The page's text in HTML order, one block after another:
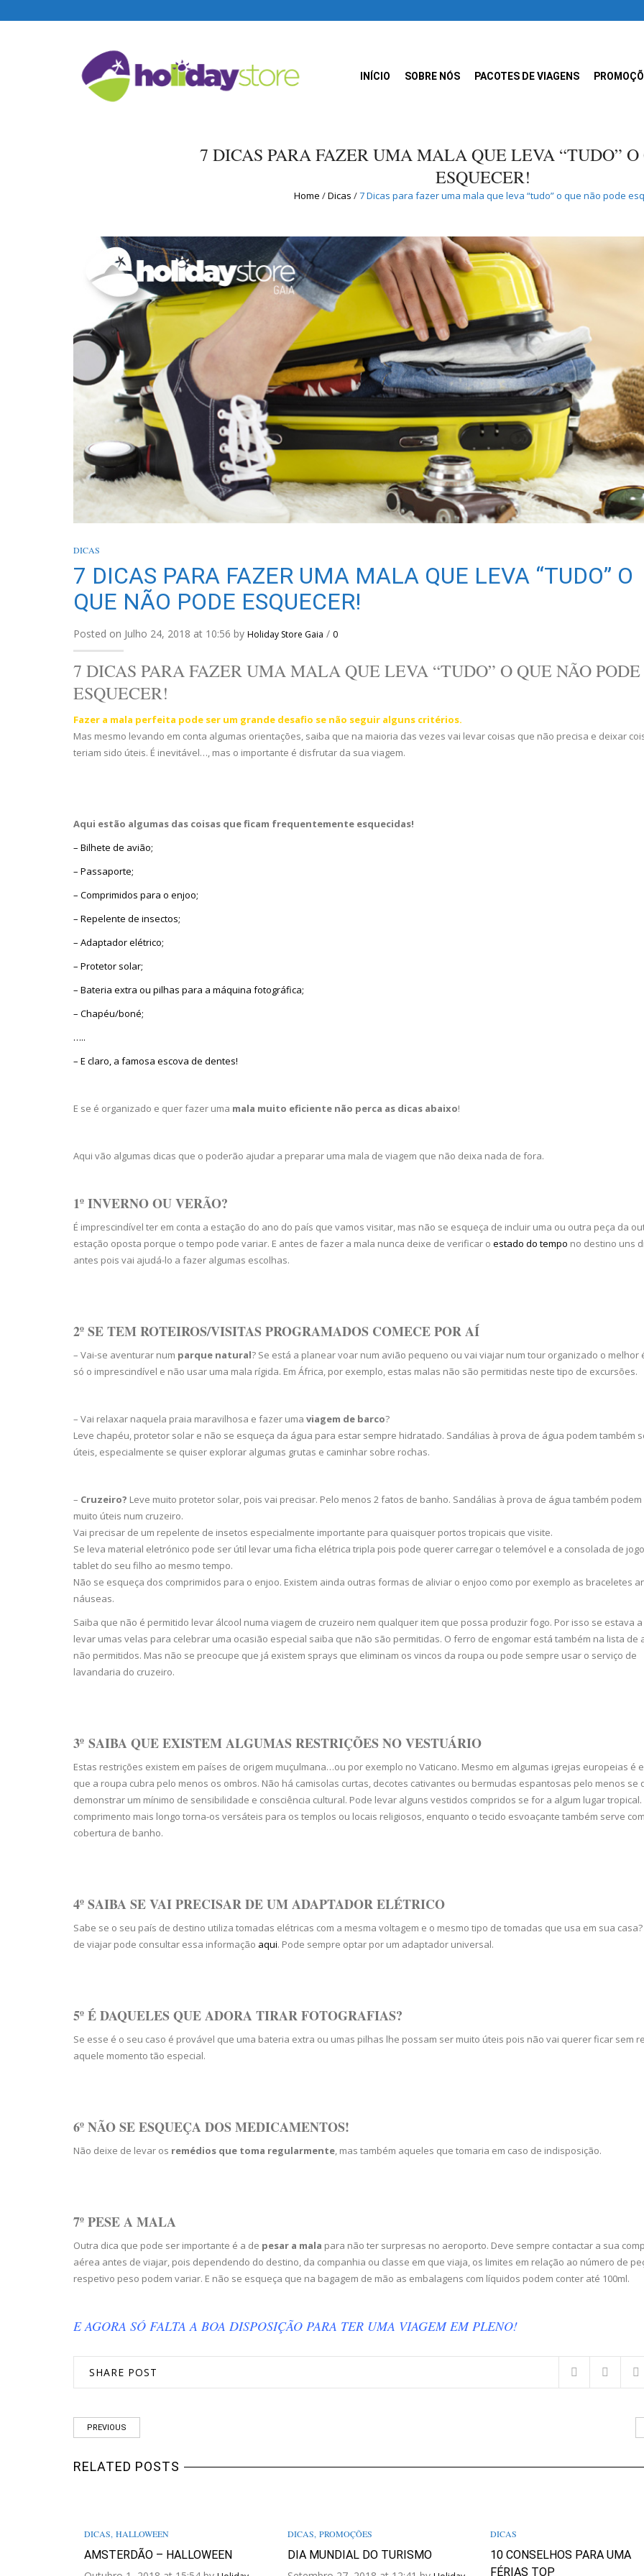
INÍCIO SOBRE NÓS PACOTES DE VIAGENS
7 DICAS PARA FAZER UMA MALA QUE LEVA “TUDO” O
ESQUECER!
Home /Dicas /7 Dicas para fazer uma mala que leva “tudo” o que não pode
DICAS
7 DICAS PARA FAZER UMA MALA QUE LEVA “TUDO” O
QUE NÃO PODE ESQUECER!
Posted on Julho 24, 2018 at 10:56 by Holiday Store Gaia / 0
7 DICAS PARA FAZER UMA MALA QUE LEVA “TUDO” O QUE NÃO PODE
ESQUECER!
Fazer a mala perfeita pode ser um grande desafio se não seguir alguns critérios.
Mas mesmo levando em conta algumas orientações, saiba que na maioria das vezes vai levar coisas que não precisa e deixar
teriam sido úteis. É inevitável…, mas o importante é disfrutar da sua viagem.
Aqui estão algumas das coisas que ficam frequentemente esquecidas!
– Bilhete de avião;
– Passaporte;
– Comprimidos para o enjoo;
– Repelente de insectos;
– Adaptador elétrico;
– Protetor solar;
– Bateria extra ou pilhas para a máquina fotográfica;
– Chapéu/boné;
…..
– E claro, a famosa escova de dentes!
E se é organizado e quer fazer uma mala muito eficiente não perca as dicas abaixo!
Aqui vão algumas dicas que o poderão ajudar a preparar uma mala de viagem que não deixa nada de fora.
1º INVERNO OU VERÃO?
É imprescindível ter em conta a estação do ano do país que vamos visitar, mas não se esqueça de incluir uma ou outra peça da
estação oposta porque o tempo pode variar. E antes de fazer a mala nunca deixe de verificar o estado do tempo no destino uns
antes pois vai ajudá-lo a fazer algumas escolhas.
2º SE TEM ROTEIROS/VISITAS PROGRAMADOS COMECE POR AÍ
– Vai-se aventurar num parque natural? Se está a planear voar num avião pequeno ou vai viajar num tour organizado o melhor
só o imprescindível e não usar uma mala rígida. Em África, por exemplo, estas malas não são permitidas neste tipo de excursões.
– Vai relaxar naquela praia maravilhosa e fazer uma viagem de barco?
Leve chapéu, protetor solar e não se esqueça da água para estar sempre hidratado. Sandálias à prova de água podem também
úteis, especialmente se quiser explorar algumas grutas e caminhar sobre rochas.
– Cruzeiro? Leve muito protetor solar, pois vai precisar. Pelo menos 2 fatos de banho. Sandálias à prova de água também
muito úteis num cruzeiro.
Vai precisar de um repelente de insetos especialmente importante para quaisquer portos tropicais que visite.
Se leva material eletrónico pode ser útil levar uma ficha elétrica tripla pois pode querer carregar o telemóvel e a consolada de
tablet do seu filho ao mesmo tempo.
Não se esqueça dos comprimidos para o enjoo. Existem ainda outras formas de aliviar o enjoo como por exemplo as braceletes
náuseas.
Saiba que não é permitido levar álcool numa viagem de cruzeiro nem qualquer item que possa produzir fogo. Por isso se estava
levar umas velas para celebrar uma ocasião especial saiba que não são permitidas. O ferro de engomar está também na lista de
não permitidos. Mas não se preocupe que já existem sprays que eliminam os vincos da roupa ou pode sempre usar o serviço de
lavandaria do cruzeiro.
3º SAIBA QUE EXISTEM ALGUMAS RESTRIÇÕES NO VESTUÁRIO
Estas restrições existem em países de origem muçulmana…ou por exemplo no Vaticano. Mesmo em algumas igrejas europeias é
que a roupa cubra pelo menos os ombros. Não há camisolas curtas, decotes cativantes ou bermudas espantosas pelo menos se
demonstrar um mínimo de sensibilidade e consciência cultural. Pode levar alguns vestidos compridos se for a algum lugar tropical.
comprimento mais longo torna-os versáteis para os templos ou locais religiosos, enquanto o tecido esvoaçante também serve
cobertura de banho.
4º SAIBA SE VAI PRECISAR DE UMADAPTADOR ELÉTRICO
Sabe se o seu país de destino utiliza tomadas elétricas com a mesma voltagem e o mesmo tipo de tomadas que usa em sua
de viajar pode consultar essa informação aqui. Pode sempre optar por um adaptador universal.
5º É DAQUELES QUE ADORA TIRAR FOTOGRAFIAS?
Se esse é o seu caso é provável que uma bateria extra ou umas pilhas lhe possam ser muito úteis pois não vai querer ficar sem
aquele momento tão especial.
6º NÃO SE ESQUEÇA DOS MEDICAMENTOS!
Não deixe de levar os remédios que toma regularmente, mas também aqueles que tomaria em caso de indisposição.
7º PESE A MALA
Outra dica que pode ser importante é a de pesar a mala para não ter surpresas no aeroporto. Deve sempre contactar a sua
aérea antes de viajar, pois dependendo do destino, da companhia ou classe em que viaja, os limites em relação ao número de
respetivo peso podem variar. E não se esqueça que na bagagem de mão as embalagens com líquidos podem conter até 100ml.
E AGORA SÓ FALTA A BOA DISPOSIÇÃO PARA TER UMA VIAGEM EM PLENO!
SHARE POST
PREVIOUS
RELATED POSTS
DICAS, HALLOWEEN
AMSTERDÃO – HALLOWEEN
DICAS, PROMOÇÕES
DIA MUNDIAL DO TURISMO
DICAS
10 CONSELHOS PARA UMA
FÉRIAS TOP